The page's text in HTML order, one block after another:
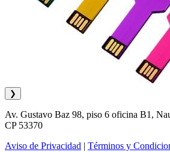
❯
Av. Gustavo Baz 98, piso 6 oficina B1,
CP 53370
Aviso de Privacidad | Términos y